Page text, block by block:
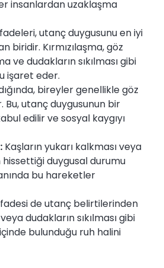
insanlardan uzaklaşma
utanç duygusunu en iyi
biridir. Kırmızılaşma, göz
ve dudakların sıkılması gibi
işaret eder.
bireyler genellikle göz
Bu, utanç duygusunun bir
edilir ve sosyal kaygıyı
Kaşların yukarı kalkması veya
hissettiği duygusal durumu
bu hareketler
de utanç belirtilerinden
dudakların sıkılması gibi
bulunduğu ruh halini